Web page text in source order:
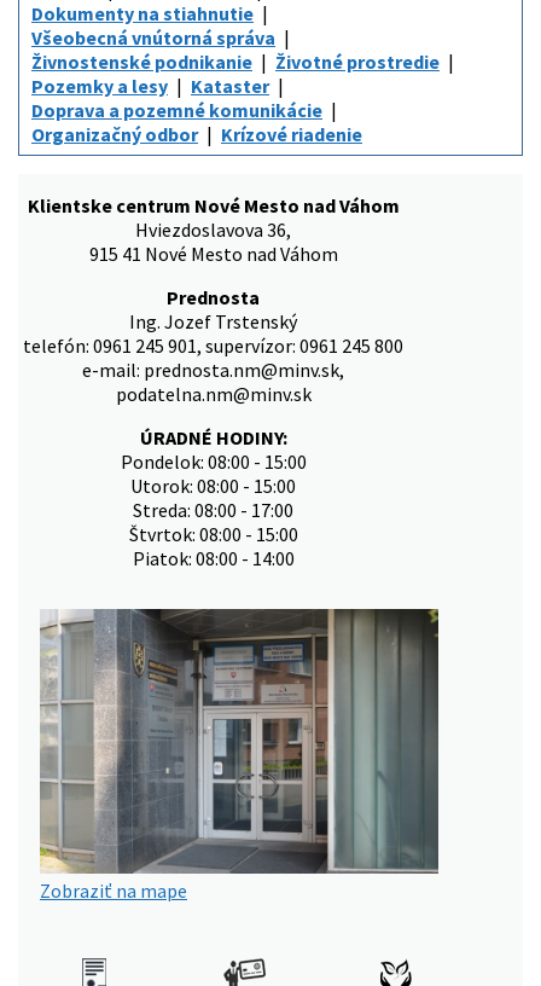
Dokumenty na stiahnutie
Všeobecná vnútorná správa
Živnostenské podnikanie
Životné prostredie
Pozemky a lesy
Kataster
Doprava a pozemné komunikácie
Organizačný odbor
Krízové riadenie
Klientske centrum Nové Mesto nad Váhom
Hviezdoslavova 36,
915 41 Nové Mesto nad Váhom
Prednosta
Ing. Jozef Trstenský
telefón: 0961 245 901, supervízor: 0961 245 800
e-mail: prednosta.nm@minv.sk,
podatelna.nm@minv.sk
ÚRADNÉ HODINY:
Pondelok: 08:00 - 15:00
Utorok: 08:00 - 15:00
Streda: 08:00 - 17:00
Štvrtok: 08:00 - 15:00
Piatok: 08:00 - 14:00
Zobraziť na mape